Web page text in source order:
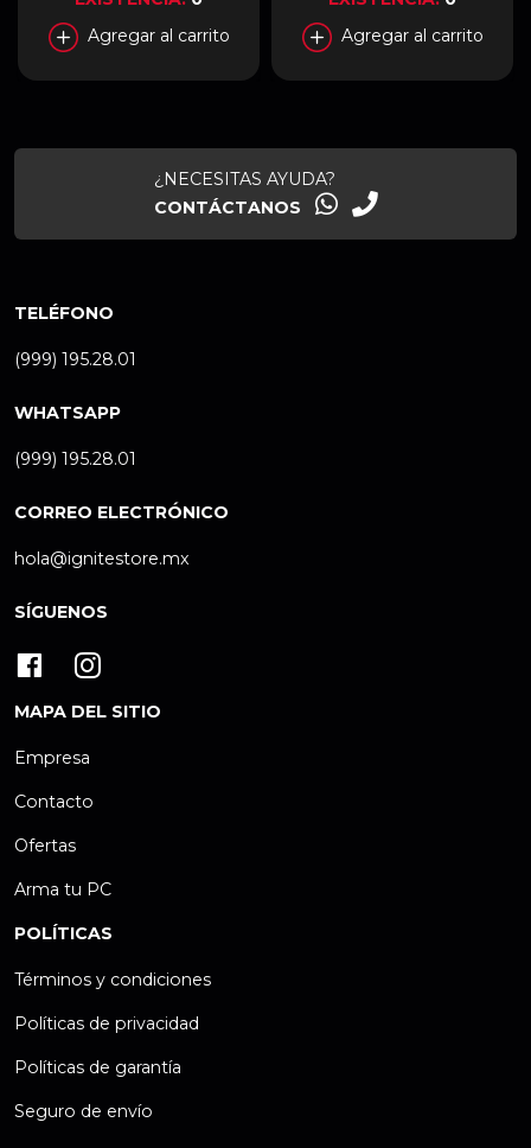
Agregar al carrito
Agregar al carrito
¿NECESITAS AYUDA?
CONTÁCTANOS
TELÉFONO
(999) 195.28.01
WHATSAPP
(999) 195.28.01
CORREO ELECTRÓNICO
hola@ignitestore.mx
SÍGUENOS
MAPA DEL SITIO
Empresa
Contacto
Ofertas
Arma tu PC
POLÍTICAS
Términos y condiciones
Políticas de privacidad
Políticas de garantía
Seguro de envío